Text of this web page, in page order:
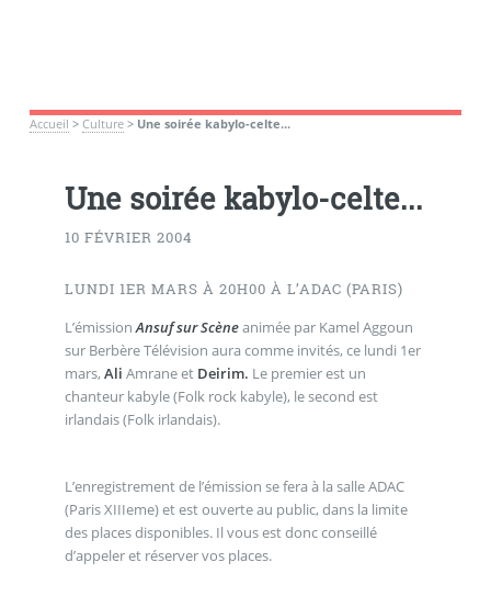
Accueil > Culture> Une soirée kabylo-celte...
Une soirée kabylo-celte...
10 FÉVRIER 2004
LUNDI 1ER MARS À 20H00 À L’ADAC (PARIS)
L’émissionAnsuf sur Scèneanimée par Kamel Aggoun
sur Berbère Télévision aura comme invités, ce lundi 1er
mars, Ali Amrane et Deirim. Le premier est un
chanteur kabyle (Folk rock kabyle), le second est
irlandais (Folk irlandais).
L’enregistrement de l’émission se fera à la salle ADAC
(Paris XIIIeme) et est ouverte au public, dans la limite
des places disponibles. Il vous est donc conseillé
d’appeler et réserver vos places.